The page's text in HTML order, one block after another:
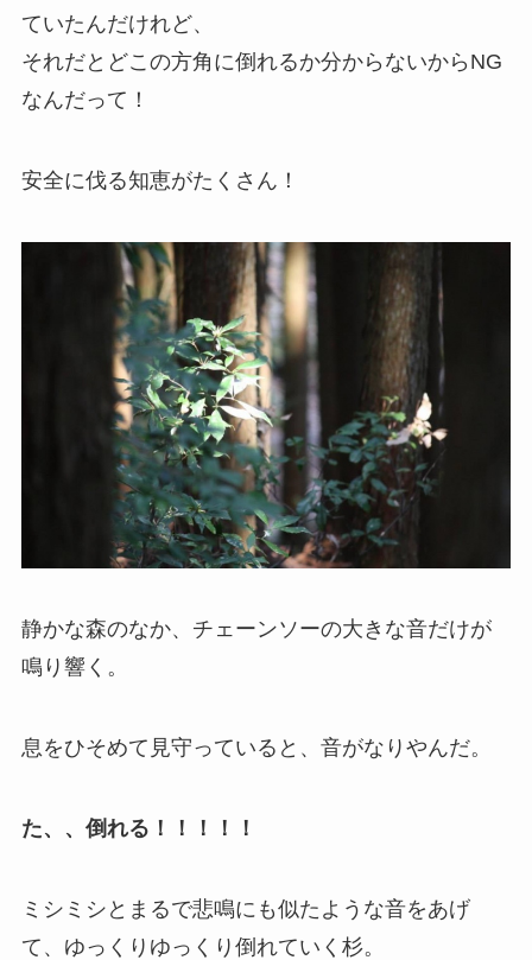
ていたんだけれど、
それだとどこの方角に倒れるか分からないからNG
なんだって！
安全に伐る知恵がたくさん！
静かな森のなか、チェーンソーの大きな音だけが
鳴り響く。
息をひそめて見守っていると、音がなりやんだ。
た、、倒れる！！！！！
ミシミシとまるで悲鳴にも似たような音をあげ
て、ゆっくりゆっくり倒れていく杉。